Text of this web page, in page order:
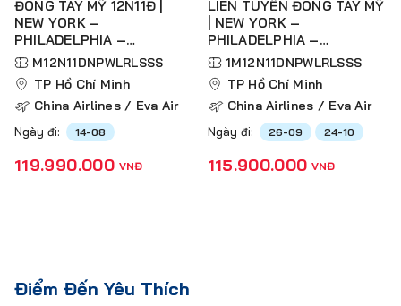
ĐÔNG TÂY MỸ 12N11Đ |
NEW YORK –
PHILADELPHIA –
WASHINGTON D.C – LAS
VEGAS – RED ROCK
CANYON – LOS ANGELES
– SAN DIEGO – SAN JOSE
– SAN FRANCISCO
M12N11DNPWLRLSSS
TP Hồ Chí Minh
China Airlines / Eva Air
Ngày đi: 14-08
119.990.000 VNĐ
LIÊN TUYẾN ĐÔNG TÂY MỸ
| NEW YORK –
PHILADELPHIA –
WASHINGTON D.C – LAS
VEGAS – RED ROCK
CANYON – LOS ANGELES
– SAN DIEGO – SAN JOSE
– SAN FRANCISCO
1M12N11DNPWLRLSSS
TP Hồ Chí Minh
China Airlines / Eva Air
Ngày đi: 26-09 24-10
115.900.000 VNĐ
Điểm Đến Yêu Thích